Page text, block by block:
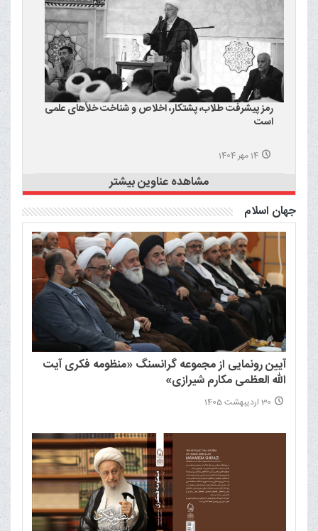
رمز پیشرفت طلاب، پشتکار، اخلاص و شناخت خلأهای علمی
است
14 مهر 1404
مشاهده عناوین بیشتر
جهان اسلام
آیین رونمایی از مجموعه گرانسنگ «منظومه فکری آیت
الله العظمی مکارم شیرازی»
30 اردیبهشت 1405